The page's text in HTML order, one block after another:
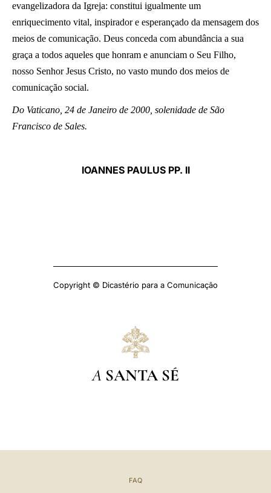
evangelizadora da Igreja: constitui igualmente um
enriquecimento vital, inspirador e esperançado da mensagem dos
meios de comunicação. Deus conceda com abundância a sua
graça a todos aqueles que honram e anunciam o Seu Filho,
nosso Senhor Jesus Cristo, no vasto mundo dos meios de
comunicação social.
Do Vaticano, 24 de Janeiro de 2000, solenidade de São
Francisco de Sales.
IOANNES PAULUS PP. II
Copyright © Dicastério para a Comunicação
A SANTA SÉ
FAQ